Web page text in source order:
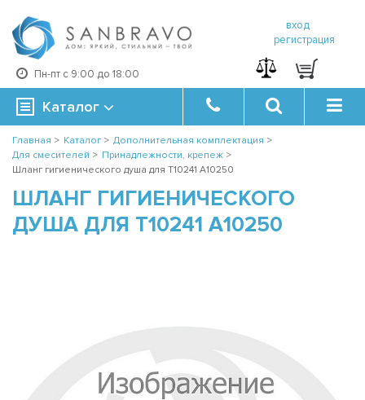
Пн-пт с 9:00 до 18:00
вход
регистрация
Каталог
Главная > Каталог > Дополнительная комплектация >
Для смесителей > Принадлежности, крепеж >
Шланг гигиенического душа для T10241 A10250
ШЛАНГ ГИГИЕНИЧЕСКОГО
ДУША ДЛЯ T10241 A10250